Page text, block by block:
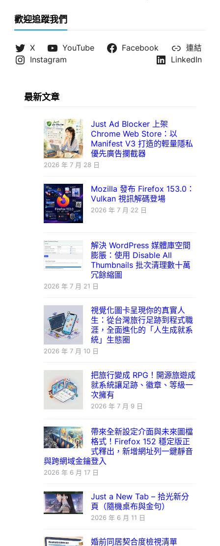
歡迎追蹤我們
X YouTube Facebook
連結
Instagram
LinkedIn
最新文章
Just Ad Blocker 上架
Chrome Web Store：以
Manifest V3 打造的輕量隱私
優先廣告攔截器
2026 年 7 月 28 日
Mozilla 發布 Firefox 153.0：
Vulkan 視訊解碼登場
2026 年 7 月 22 日
解決 WordPress 媒體庫空間
膨脹：使用 Disable All
Thumbnails 批次清理數十萬
冗餘縮圖
2026 年 7 月 21 日
視覺化圖卡呈現你的真實人
生：從台灣旅行足跡到程式職
涯，全面進化的「人生成就系
統」生態圈
2026 年 7 月 10 日
把旅行變成 RPG！開源旅遊成
就系統讓足跡、徽章、等級一
次擁有
2026 年 7 月 9 日
帶來全新設定介面與未來圖檔
格式！Firefox 152 穩定版正
式釋出，新增網址列一鍵靜音
與跨網域金鑰登入
2026 年 6 月 17 日
Just a New Tab – 拾光新分
頁（隨機桌布與金句）
2026 年 6 月 11 日
婚前同居契合度檢視清單